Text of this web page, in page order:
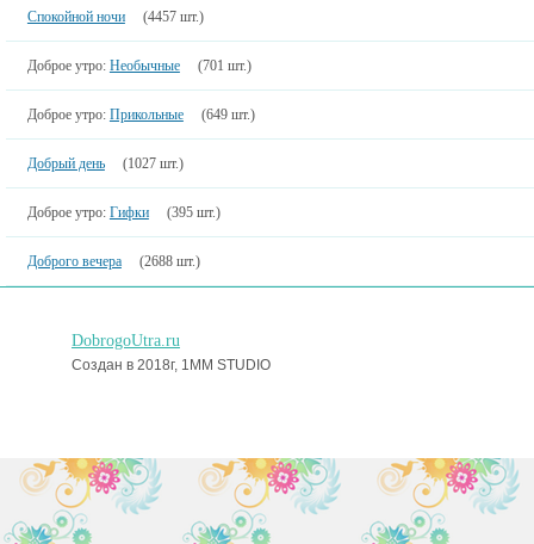
Спокойной ночи (4457 шт.)
Доброе утро: Необычные (701 шт.)
Доброе утро: Прикольные (649 шт.)
Добрый день (1027 шт.)
Доброе утро: Гифки (395 шт.)
Доброго вечера (2688 шт.)
DobrogoUtra.ru
Создан в 2018г, 1MM STUDIO